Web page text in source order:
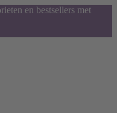
en bestsellers met